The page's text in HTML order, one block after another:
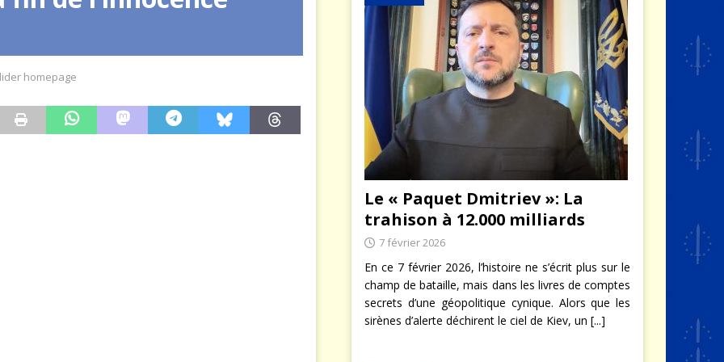
est consommé — Safran ferme la dernière porte
homepage
Le « Paquet Dmitriev »: La
trahison à 12.000 milliards
7 février 2026
En ce 7 février 2026, l’histoire ne s’écrit plus sur le
champ de bataille, mais dans les livres de comptes
secrets d’une géopolitique cynique. Alors que les
sirènes d’alerte déchirent le ciel de Kiev, un [...]